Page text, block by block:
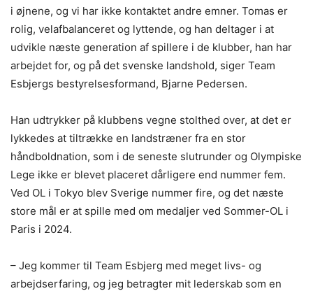
i øjnene, og vi har ikke kontaktet andre emner. Tomas er
rolig, velafbalanceret og lyttende, og han deltager i at
udvikle næste generation af spillere i de klubber, han har
arbejdet for, og på det svenske landshold, siger Team
Esbjergs bestyrelsesformand, Bjarne Pedersen.
Han udtrykker på klubbens vegne stolthed over, at det er
lykkedes at tiltrække en landstræner fra en stor
håndboldnation, som i de seneste slutrunder og Olympiske
Lege ikke er blevet placeret dårligere end nummer fem.
Ved OL i Tokyo blev Sverige nummer fire, og det næste
store mål er at spille med om medaljer ved Sommer-OL i
Paris i 2024.
– Jeg kommer til Team Esbjerg med meget livs- og
arbejdserfaring, og jeg betragter mit lederskab som en